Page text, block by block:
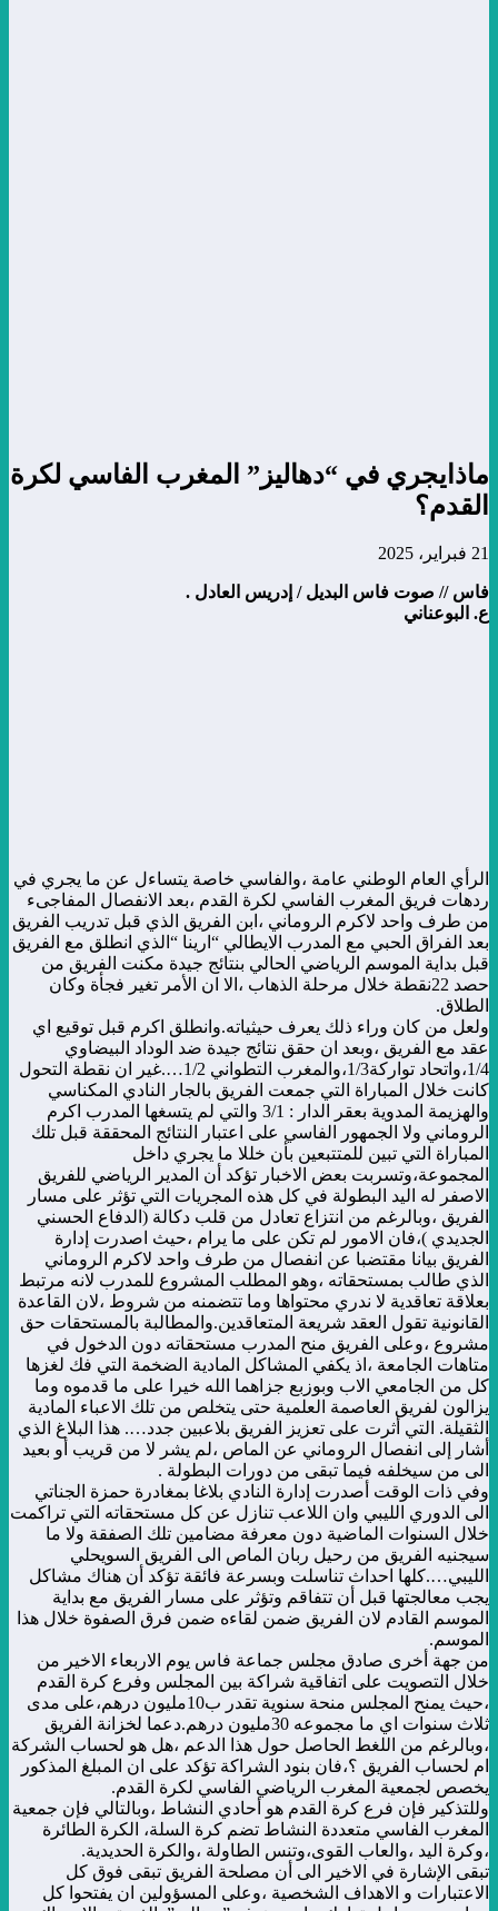
ماذايجري في “دهاليز” المغرب الفاسي لكرة
القدم؟
21 فبراير، 2025
فاس // صوت فاس البديل / إدريس العادل .
ع. البوعناني
الرأي العام الوطني عامة ،والفاسي خاصة يتساءل عن ما يجري في
ردهات فريق المغرب الفاسي لكرة القدم ،بعد الانفصال المفاجىء
من طرف واحد لاكرم الروماني ،ابن الفريق الذي قبل تدريب الفريق
بعد الفراق الحبي مع المدرب الايطالي “ارينا “الذي انطلق مع الفريق
قبل بداية الموسم الرياضي الحالي بنتائج جيدة مكنت الفريق من
حصد 22نقطة خلال مرحلة الذهاب ،الا ان الأمر تغير فجأة وكان
الطلاق.
ولعل من كان وراء ذلك يعرف حيثياته.وانطلق اكرم قبل توقيع اي
عقد مع الفريق ،وبعد ان حقق نتائج جيدة ضد الوداد البيضاوي
1/4،واتحاد تواركة1/3،والمغرب التطواني 1/2….غير ان نقطة التحول
كانت خلال المباراة التي جمعت الفريق بالجار النادي المكناسي
والهزيمة المدوية بعقر الدار : 3/1 والتي لم يتسغها المدرب اكرم
الروماني ولا الجمهور الفاسي على اعتبار النتائج المحققة قبل تلك
المباراة التي تبين للمتتبعين بأن خللا ما يجري داخل
المجموعة،وتسربت بعض الاخبار تؤكد أن المدير الرياضي للفريق
الاصفر له اليد البطولة في كل هذه المجريات التي تؤثر على مسار
الفريق ،وبالرغم من انتزاع تعادل من قلب دكالة (الدفاع الحسني
الجديدي )،فان الامور لم تكن على ما يرام ،حيث اصدرت إدارة
الفريق بيانا مقتضبا عن انفصال من طرف واحد لاكرم الروماني
الذي طالب بمستحقاته ،وهو المطلب المشروع للمدرب لانه مرتبط
بعلاقة تعاقدية لا ندري محتواها وما تتضمنه من شروط ،لان القاعدة
القانونية تقول العقد شريعة المتعاقدين.والمطالبة بالمستحقات حق
مشروع ،وعلى الفريق منح المدرب مستحقاته دون الدخول في
متاهات الجامعة ،اذ يكفي المشاكل المادية الضخمة التي فك لغزها
كل من الجامعي الاب وبوزبع جزاهما الله خيرا على ما قدموه وما
يزالون لفريق العاصمة العلمية حتى يتخلص من تلك الاعباء المادية
الثقيلة. التي أثرت على تعزيز الفريق بلاعبين جدد…. هذا البلاغ الذي
أشار إلى انفصال الروماني عن الماص ،لم يشر لا من قريب أو بعيد
الى من سيخلفه فيما تبقى من دورات البطولة .
وفي ذات الوقت أصدرت إدارة النادي بلاغا بمغادرة حمزة الجناتي
الى الدوري الليبي وان اللاعب تنازل عن كل مستحقاته التي تراكمت
خلال السنوات الماضية دون معرفة مضامين تلك الصفقة ولا ما
سيجنيه الفريق من رحيل ربان الماص الى الفريق السويحلي
الليبي….كلها احداث تناسلت وبسرعة فائقة تؤكد أن هناك مشاكل
يجب معالجتها قبل أن تتفاقم وتؤثر على مسار الفريق مع بداية
الموسم القادم لان الفريق ضمن لقاءه ضمن فرق الصفوة خلال هذا
الموسم.
من جهة أخرى صادق مجلس جماعة فاس يوم الاربعاء الاخير من
خلال التصويت على اتفاقية شراكة بين المجلس وفرع كرة القدم
،حيث يمنح المجلس منحة سنوية تقدر ب10مليون درهم،على مدى
ثلاث سنوات اي ما مجموعه 30مليون درهم.دعما لخزانة الفريق
،وبالرغم من اللغط الحاصل حول هذا الدعم ،هل هو لحساب الشركة
ام لحساب الفريق ؟،فان بنود الشراكة تؤكد على ان المبلغ المذكور
يخصص لجمعية المغرب الرياضي الفاسي لكرة القدم.
وللتذكير فإن فرع كرة القدم هو أحادي النشاط ،وبالتالي فإن جمعية
المغرب الفاسي متعددة النشاط تضم كرة السلة، الكرة الطائرة
،وكرة اليد ،والعاب القوى،وتنس الطاولة ،والكرة الحديدية.
تبقى الإشارة في الاخير الى أن مصلحة الفريق تبقى فوق كل
الاعتبارات و الاهداف الشخصية ،وعلى المسؤولين ان يفتحوا كل